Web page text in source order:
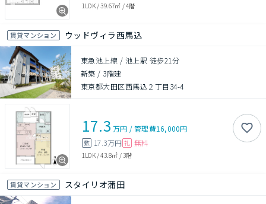
1LDK/39.67㎡ /4階
賃貸マンション ウッドヴィラ西馬込
東急池上線 / 池上駅 徒歩21分
新築 / 3階建
東京都大田区西馬込２丁目34-4
17.3 万円 /管理費16,000円
敷 17.3万円 礼 無料
1LDK/43.8㎡ /3階
賃貸マンション スタイリオ蒲田